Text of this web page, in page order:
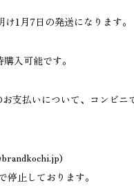
1月7日の発送になります。
入可能です。
お支払いについて、コンビ
)
止しております。